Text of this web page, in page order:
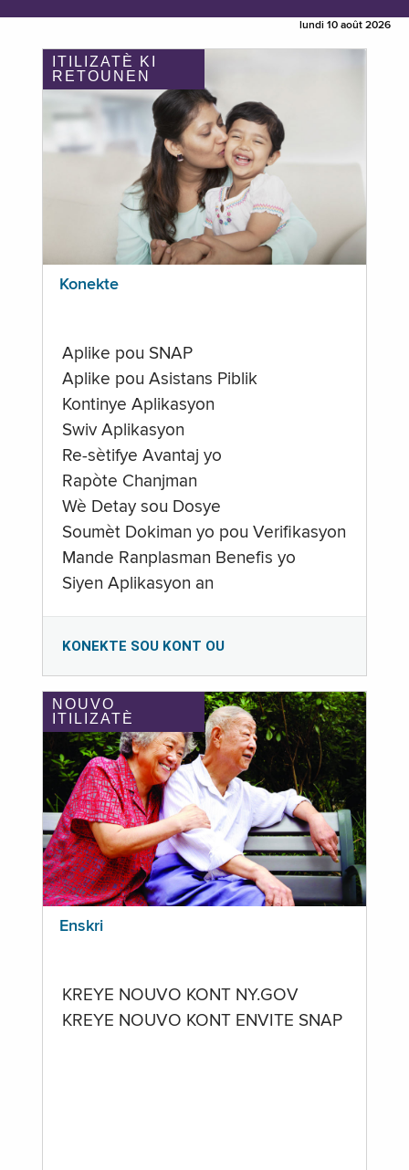
lundi 10 août 2026
ITILIZATÈ KI
RETOUNEN
Konekte
Aplike pou SNAP
Aplike pou Asistans Piblik
Kontinye Aplikasyon
Swiv Aplikasyon
Re-sètifye Avantaj yo
Rapòte Chanjman
Wè Detay sou Dosye
Soumèt Dokiman yo pou Verifikasyon
Mande Ranplasman Benefis yo
Siyen Aplikasyon an
KONEKTE SOU KONT OU
NOUVO
ITILIZATÈ
Enskri
KREYE NOUVO KONT NY.GOV
KREYE NOUVO KONT ENVITE SNAP